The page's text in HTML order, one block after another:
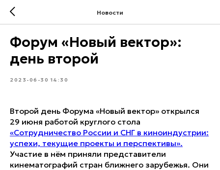
Новости
Форум «Новый вектор»:
день второй
2023-06-30 14:30
Второй день Форума «Новый вектор» открылся
29 июня работой круглого стола
«Сотрудничество России и СНГ в киноиндустрии:
успехи, текущие проекты и перспективы».
Участие в нём приняли представители
кинематографий стран ближнего зарубежья. Они